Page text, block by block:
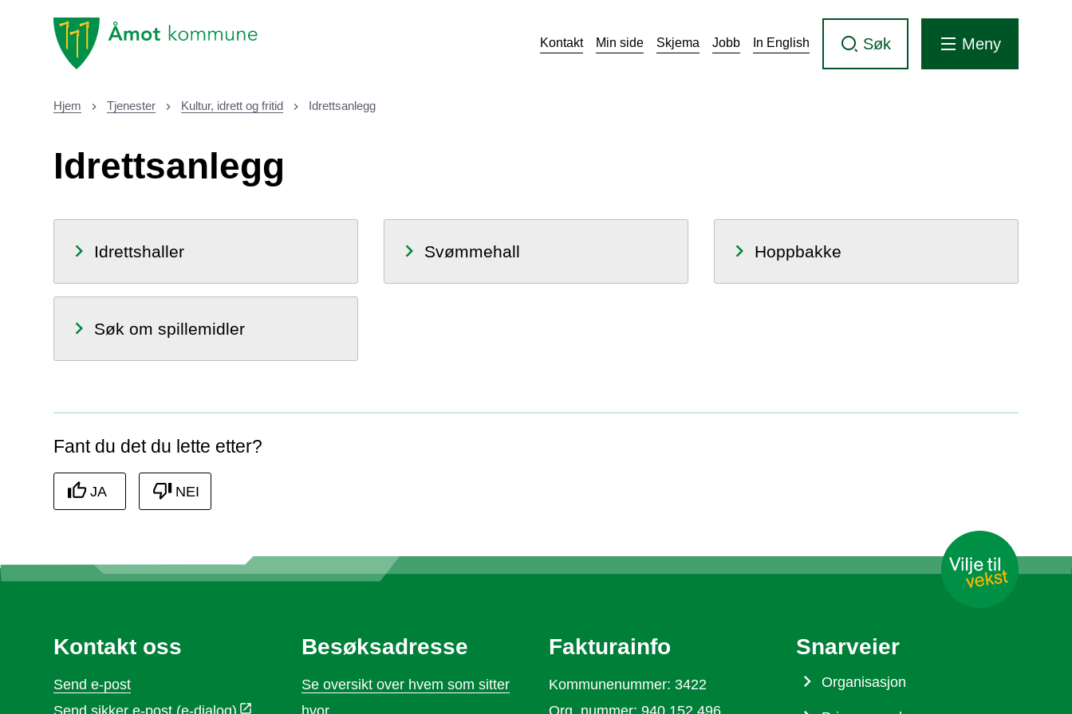
Åmot kommune
Kontakt
Min side Skjema Jobb In English Søk Meny
Du er her:
Hjem Tjenester Kultur, idrett og fritid Idrettsanlegg
Idrettsanlegg
Idrettshaller Svømmehall Hoppbakke
Søk om spillemidler
Fant du det du lette etter?
JA NEI
Kontakt oss
Send e-post
Send sikker e-post (e-dialog)
Besøksadresse
Se oversikt over hvem som sitter
hvor.
Fakturainfo
Kommunenummer: 3422
Org. nummer: 940 152 496
Snarveier
Organisasjon